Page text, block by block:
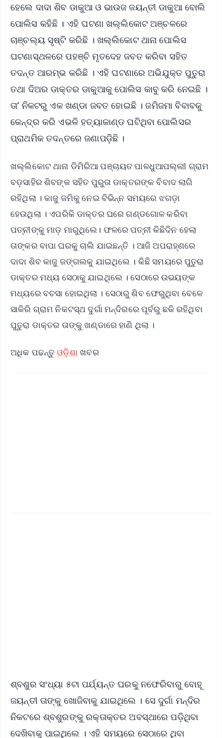
ହେଲେ ଦାଦା ଶିବ ଡାକୁଆ ଓ ଭାଉଜ ଜୟନ୍ତୀ ଡାକୁଆ ବୋଲି
ପୋଲିସ କହିଛି । ଏହି ଘଟଣା ଖଲ୍ଲିକୋଟ ଅଞ୍ଚଳରେ
ଚାଞ୍ଚଲ୍ୟ ସୃଷ୍ଟି କରିଛି । ଖଲ୍ଲିକୋଟ ଥାନା ପୋଲିସ
ଘଟଣାସ୍ଥଳରେ ପହଞ୍ଚି ମୃତଦେହ ଜବତ କରିବା ସହିତ
ତଦନ୍ତ ଆରମ୍ଭ କରିଛି । ଏହି ଘଟଣାରେ ଅଭିଯୁକ୍ତ ପୁତୁରା
ତଥା ଦିଅର ଡାକ୍ତର ଡାକୁଆକୁ ପୋଲିସ କାବୁ କରି ନେଇଛି ।
ତା’ ନିକଟରୁ ଏକ ଖଣ୍ଡା ଜବତ ହୋଇଛି । ଜମିଜମା ବିବାବକୁ
କେନ୍ଦ୍ର କରି ଏଭଳି ହତ୍ୟାକାଣ୍ଡ ଘଟିଥିବା ପୋଲିସର
ପ୍ରାଥମିକ ତଦନ୍ତରେ ଜଣାପଡ଼ିଛି ।
ଖଲ୍ଲିକୋଟ ଥାନା ଡିମିରିଆ ପଞ୍ଚାୟତ ପାଳଧୁଆପଲ୍ଲୀ ଗ୍ରାମ
ବଡ଼ସାହିର ଶିବଙ୍କ ସହିତ ପୁରୁତା ଡାକ୍ତରଙ୍କ ବିବାଦ ଲାଗି
ରହିଥିଲା । କାଜୁ ଜମିକୁ ନେଇ ବିଭିନ୍ନ ସମୟରେ ଝଗଡ଼ା
ହେଉଥିଲା । ଏପରିକି ଡାକ୍ତର ଘରେ ଗଣ୍ଡଗୋଳ କରିବା
ପତ୍ନୀଙ୍କୁ ମାଡ଼ ମାରୁଥିଲେ। ଫଳରେ ପତ୍ନୀ କିଛିଦିନ ହେଲା
ତାଙ୍କର ବାପା ଘରକୁ ଚାଲି ଯାଇଛନ୍ତି । ଆଜି ଅପରାହ୍‌ଣରେ
ଦାଦା ଶିବ କାଜୁ ଜଙ୍ଗଲକୁ ଯାଇଥିଲେ । କିଛି ସମୟରେ ପୁତୁରା
ଡାକ୍ତର ମଧ୍ୟ ସେଠାକୁ ଯାଇଥିଲେ । ସେଠାରେ ଉଭୟଙ୍କ
ମଧ୍ୟରେ ବଚସା ହୋଇଥିଲା । ସେଠାରୁ ଶିବ ଫେରୁଥିବା ବେଳେ
ସାକିରି ଗ୍ରାମ ନିକଟସ୍ଥ ଦୁର୍ଗା ମନ୍ଦିରରେ ପୂର୍ବରୁ ଛକି ରହିଥିବା
ପୁତୁରା ଡାକ୍ତର ତାଙ୍କୁ ଖଣ୍ଡାରେ ହାଣି ଥିଲା ।
ଅଧିକ ପଢନ୍ତୁ ଓଡ଼ିଶା ଖବର
ଶ୍ବଶୁର ସଂଧ୍ୟା ୫ଟା ପର୍ଯ୍ୟନ୍ତ ଘରକୁ ନଫେରିବାରୁ ବୋହୂ
ଜୟନ୍ତୀ ତାଙ୍କୁ ଖୋଜିବାକୁ ଯାଇଥିଲେ । ସେ ଦୁର୍ଗା ମନ୍ଦିର
ନିକଟରେ ଶ୍ବଶୁରଙ୍କୁ ରକ୍ତାକ୍ତର ଅବସ୍ଥାରେ ପଡ଼ିଥିବା
ଦେଖିବାକୁ ପାଇଥିଲେ । ଏହି ସମୟରେ ସେଠାରେ ଥିବା